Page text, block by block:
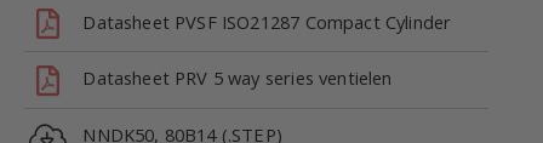
Datasheet PVSF ISO21287 Compact Cylinder
Datasheet PRV 5 way series ventielen
NNDK50, 80B14 (.STEP)